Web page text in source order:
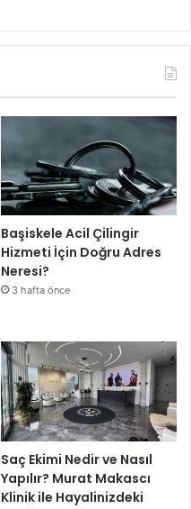
Başiskele Acil Çilingir
Hizmeti İçin Doğru Adres
Neresi?
3 hafta önce
Saç Ekimi Nedir ve Nasıl
Yapılır? Murat Makascı
Klinik ile Hayalinizdeki